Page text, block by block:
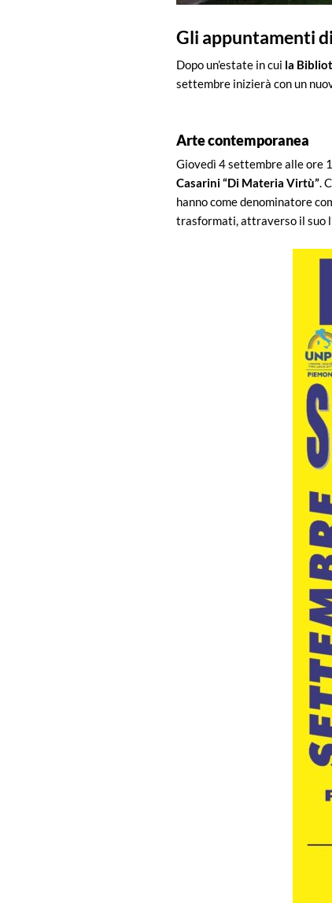
Gli appuntamenti
Dopo un’estate in cui la
settembre inizierà con un
Arte contemporanea
Giovedì 4 settembre alle ore
Casarini “Di Materia Virtù”.
hanno come denominatore
trasformati, attraverso il suo